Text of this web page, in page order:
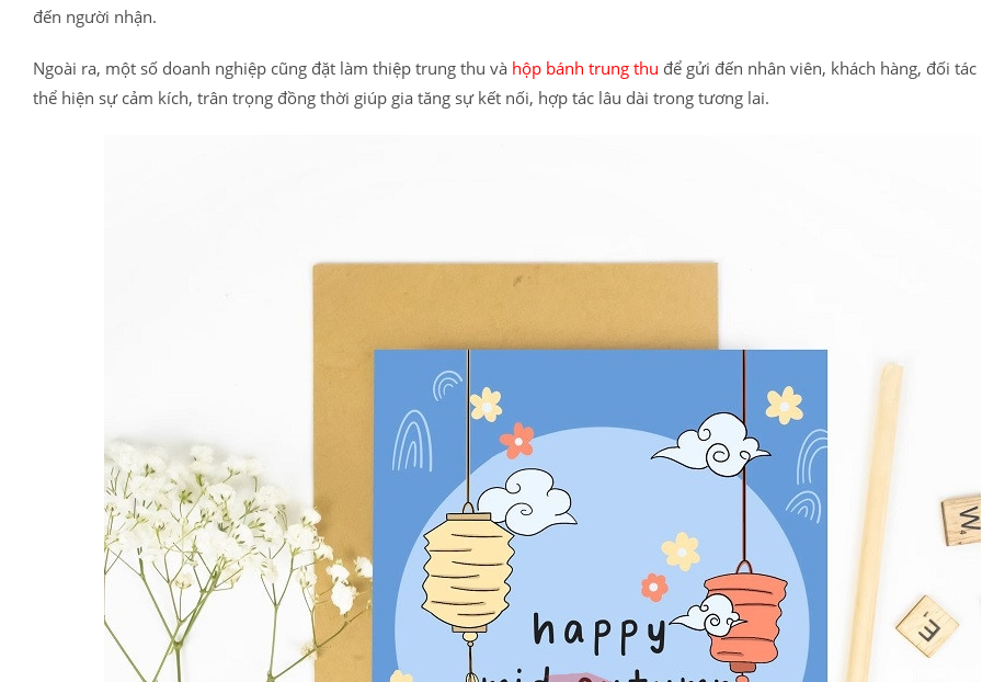
đến người nhận.
Ngoài ra, một số doanh nghiệp cũng đặt làm thiệp trung thu và hộp bánh trung thu để gửi đến nhân viên, khách hàng, đối tác
thể hiện sự cảm kích, trân trọng đồng thời giúp gia tăng sự kết nối, hợp tác lâu dài trong tương lai.